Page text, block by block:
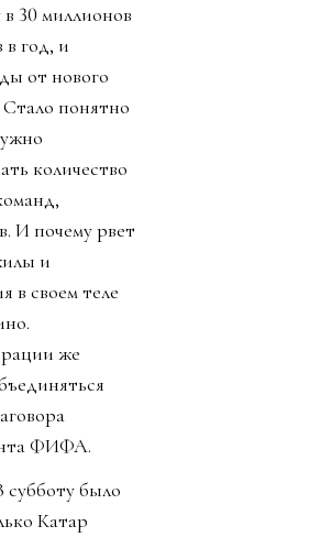
в 30 миллионов
в год, и
от нового
понятно
количество
И почему рвет
и
в своем теле
же
ФИФА.
субботу было
Катар